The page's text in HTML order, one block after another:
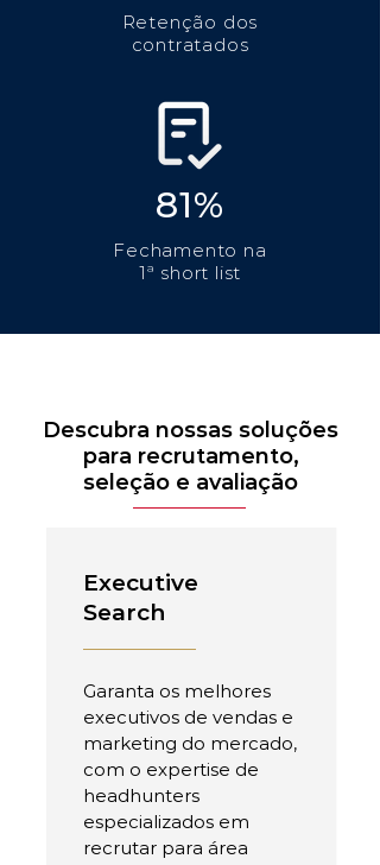
Retenção dos
contratados
81%
Fechamento na
1ª short list
Descubra nossas soluções
para recrutamento,
seleção e avaliação
Executive
Search
Garanta os melhores
executivos de vendas e
marketing do mercado,
com o expertise de
headhunters
especializados em
recrutar para área